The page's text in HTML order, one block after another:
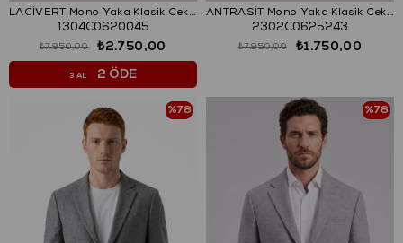
LACİVERT Mono Yaka Klasik Ceket
1304C0620045
₺2.750,00
₺7.950,00
3 AL 2 ÖDE
ANTRASİT Mono Yaka Klasik Ceket
2302C0625243
₺1.750,00
₺7.950,00
%78 %78